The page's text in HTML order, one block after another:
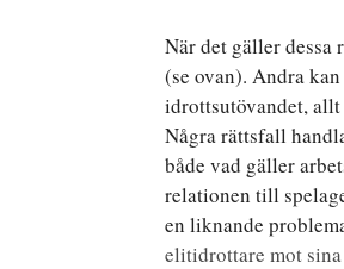
När det gäller dessa
(se ovan). Andra
idrottsutövandet,
Några rättsfall
både vad gäller
relationen till
en liknande
elitidrottare mot